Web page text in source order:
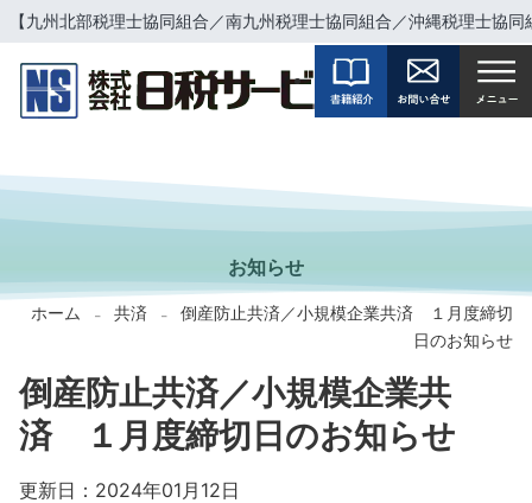
【九州北部税理士協同組合／南九州税理士協同組合／沖縄税理士協
INFORMATION
お知らせ
ホーム - 共済 -
倒産防止共済／小規模企業共済 １月度締切
日のお知らせ
倒産防止共済／小規模企業共
済 １月度締切日のお知らせ
更新日：2024年01月12日